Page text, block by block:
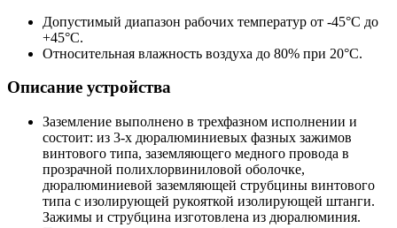
Допустимый диапазон рабочих температур от -45°С до
+45°С.
Относительная влажность воздуха до 80% при 20°С.
Описание устройства
Заземление выполнено в трехфазном исполнении и
состоит: из 3-х дюралюминиевых фазных зажимов
винтового типа, заземляющего медного провода в
прозрачной полихлорвиниловой оболочке,
дюралюминиевой заземляющей струбцины винтового
типа с изолирующей рукояткой изолирующей штанги.
Зажимы и струбцина изготовлена из дюралюминия.